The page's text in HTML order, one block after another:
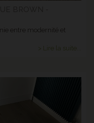
entre modernité et
> Lire la suite...